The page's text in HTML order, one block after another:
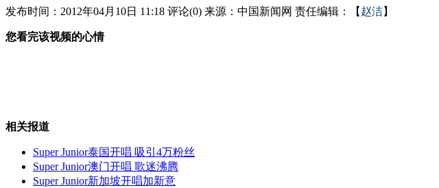
公交车上没站稳 撞了孕妇挨顿揍
发布时间：2012年04月10日 11:18 评论(0) 来源：中国新闻网 责任编辑：【 赵洁】
您看完该视频的心情
相关报道
Super Junior泰国开唱 吸引4万粉丝
Super Junior澳门开唱 歌迷沸腾
Super Junior新加坡开唱加新意